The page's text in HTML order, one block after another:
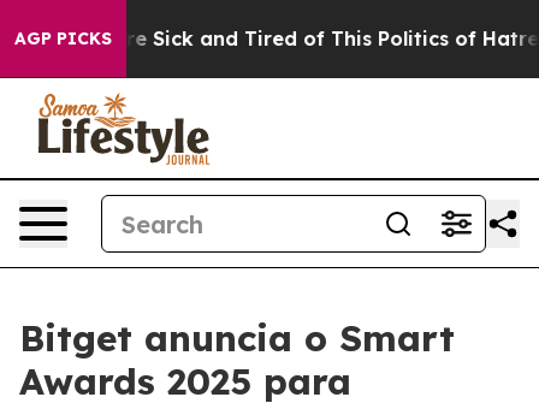
AGP PICKSAre Sick and Tired of This Politics of Hatred”
Bitget anuncia o Smart
Awards 2025 para